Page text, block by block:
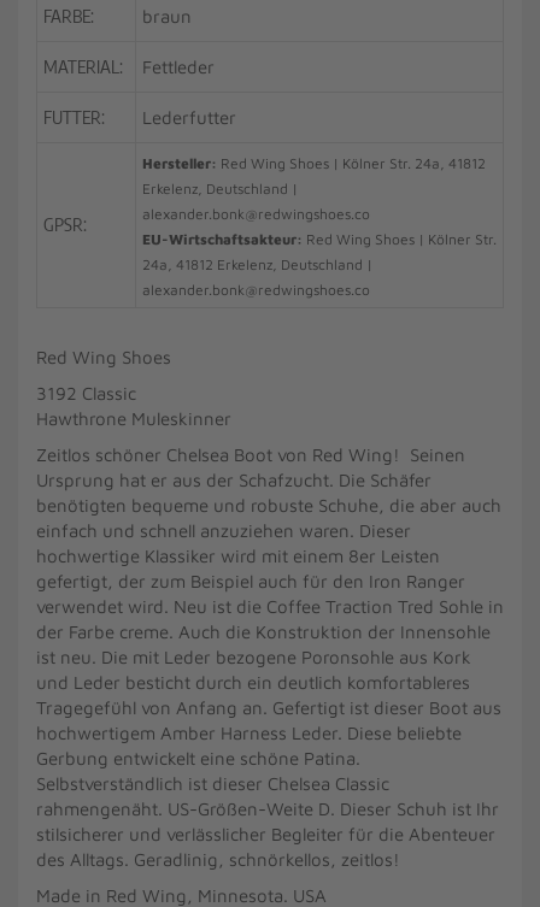
FARBE: braun
MATERIAL: Fettleder
FUTTER: Lederfutter
GPSR:
Hersteller: Red Wing Shoes | Kölner Str. 24a, 41812
Erkelenz, Deutschland |
alexander.bonk@redwingshoes.co
EU-Wirtschaftsakteur: Red Wing Shoes | Kölner Str.
24a, 41812 Erkelenz, Deutschland |
alexander.bonk@redwingshoes.co
Red Wing Shoes
3192 Classic
Hawthrone Muleskinner
Zeitlos schöner Chelsea Boot von Red Wing! Seinen
Ursprung hat er aus der Schafzucht. Die Schäfer
benötigten bequeme und robuste Schuhe, die aber auch
einfach und schnell anzuziehen waren. Dieser
hochwertige Klassiker wird mit einem 8er Leisten
gefertigt, der zum Beispiel auch für den Iron Ranger
verwendet wird. Neu ist die Coffee Traction Tred Sohle in
der Farbe creme. Auch die Konstruktion der Innensohle
ist neu. Die mit Leder bezogene Poronsohle aus Kork
und Leder besticht durch ein deutlich komfortableres
Tragegefühl von Anfang an. Gefertigt ist dieser Boot aus
hochwertigem Amber Harness Leder. Diese beliebte
Gerbung entwickelt eine schöne Patina.
Selbstverständlich ist dieser Chelsea Classic
rahmengenäht. US-Größen-Weite D. Dieser Schuh ist Ihr
stilsicherer und verlässlicher Begleiter für die Abenteuer
des Alltags. Geradlinig, schnörkellos, zeitlos!
Made in Red Wing, Minnesota. USA